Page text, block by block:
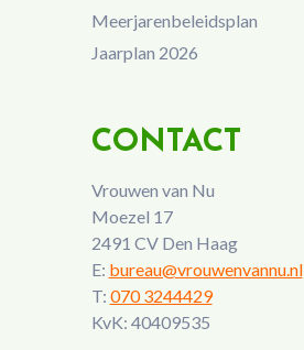
Meerjarenbeleidsplan
Jaarplan 2026
CONTACT
Vrouwen van Nu
Moezel 17
2491 CV Den Haag
E: bureau@vrouwenvannu.nl
T: 070 3244429
KvK: 40409535